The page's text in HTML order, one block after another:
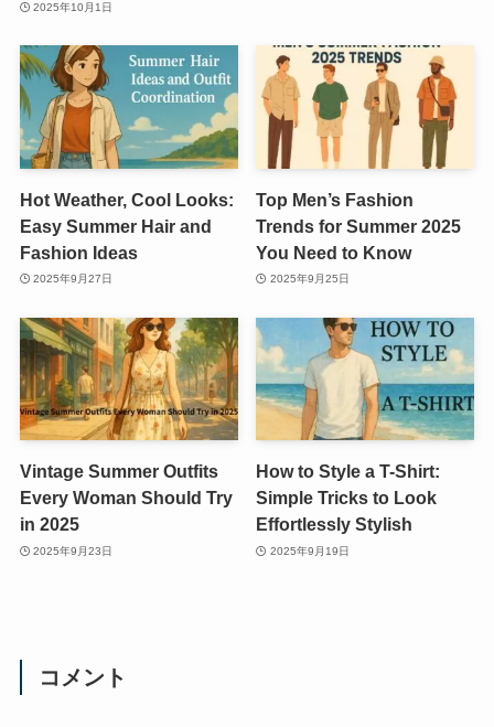
2025年10月1日
Hot Weather, Cool Looks:
Easy Summer Hair and
Fashion Ideas
2025年9月27日
Top Men’s Fashion
Trends for Summer 2025
You Need to Know
2025年9月25日
Vintage Summer Outfits
Every Woman Should Try
in 2025
2025年9月23日
How to Style a T-Shirt:
Simple Tricks to Look
Effortlessly Stylish
2025年9月19日
コメント